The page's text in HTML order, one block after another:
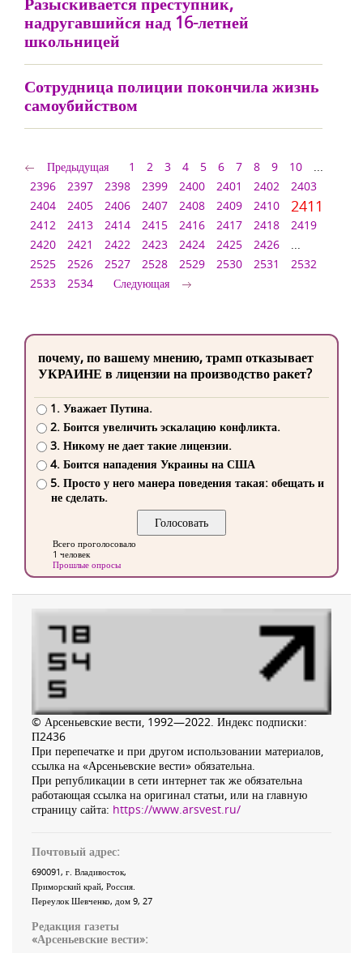
надругавшийся над 16-летней
школьницей
Сотрудница полиции покончила жизнь
самоубийством
Предыдущая 1 2 3 4 5 6 7 8 9 10
...
2396
2397 2398 2399 2400 2401 2402
2403
2404
2405 2406 2407 2408 2409 2410 2411
2412 2413 2414 2415 2416 2417 2418
2419
2420
2421 2422 2423 2424 2425 2426
...
2525
2526 2527 2528 2529 2530 2531
2532
2533
2534 Следующая
почему, по вашему мнению, трамп отказывает
УКРАИНЕ в лицензии на производство ракет?
1. Уважает Путина.
2. Боится увеличить эскалацию конфликта.
3. Никому не дает такие лицензии.
4. Боится нападения Украины на США
5. Просто у него манера поведения такая: обещать и
не сделать.
Всего проголосовало
1 человек
Прошлые опросы
© Арсеньевские вести, 1992—2022. Индекс подписки:
П2436
При перепечатке и при другом использовании материалов,
ссылка на «Арсеньевские вести» обязательна.
При републикации в сети интернет так же обязательна
работающая ссылка на оригинал статьи, или на главную
страницу сайта: https://www.arsvest.ru/
Почтовый адрес:
690091, г. Владивосток,
Приморский край, Россия
Переулок Шевченко, дом 9, 27
Редакция газеты
«Арсеньевские вести»: